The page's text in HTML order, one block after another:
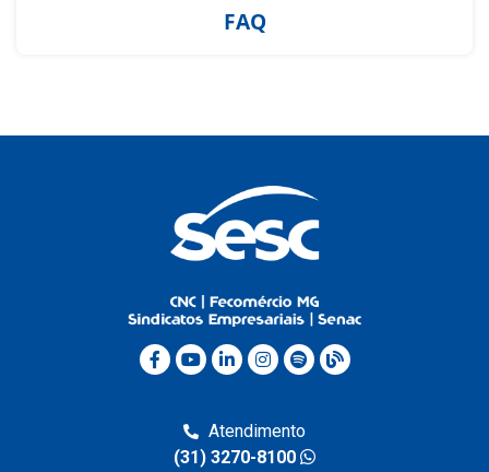
FAQ
Atendimento
(31) 3270-8100